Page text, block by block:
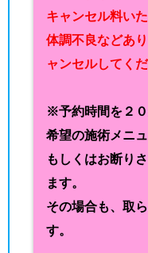
キャンセル料い
体調不良などあ
ャンセルしてく
※予約時間を２
希望の施術メニ
もしくはお断り
ます。
その場合も、取
す。